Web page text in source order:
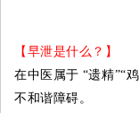
【早泄是什么？】
在中医属于 “遗精”“
不和谐障碍。